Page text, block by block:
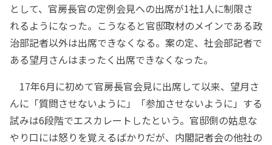
として、官房長官の定例会見への出席が1社1人に制限さ
れるようになった。こうなると官邸取材のメインである政
治部記者以外は出席できなくなる。案の定、社会部記者で
ある望月さんはまったく出席できなくなった。
17年6月に初めて官房長官会見に出席して以来、望月さ
んに「質問させないように」「参加させないように」する
試みは6段階でエスカレートしたという。官邸側の姑息な
やり口には怒りを覚えるばかりだが、内閣記者会の他社の